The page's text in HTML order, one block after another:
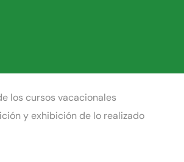
los cursos vacacionales
y exhibición de lo realizado